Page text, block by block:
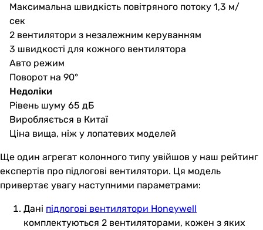
Максимальна швидкість повітряного потоку 1,3 м/
сек
2 вентилятори з незалежним керуванням
3 швидкості для кожного вентилятора
Авто режим
Поворот на 90°
Недоліки
Рівень шуму 65 дБ
Виробляється в Китаї
Ціна вища, ніж у лопатевих моделей
Ще один агрегат колонного типу увійшов у наш рейтинг
експертів про підлогові вентилятори. Ця модель
привертає увагу наступними параметрами:
Дані підлогові вентилятори Honeywell
комплектуються 2 вентиляторами, кожен з яких